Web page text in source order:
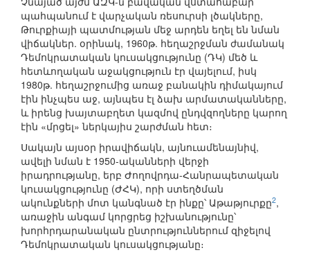
պահպանում է վարչական ռեսուրսի լծակները,
Թուրքիայի պատմության մեջ արդեն եղել են նման
վիճակներ. օրինակ, 1960թ. հեղաշրջման ժամանակ
Դեմոկրատական կուսակցությունը (ԴԿ) մեծ և
հետևողական աջակցություն էր վայելում, իսկ
1980թ. հեղաշրջումից առաջ բանակին դիմակայում
էին ինչպես աջ, այնպես էլ ձախ արմատականները,
և իրենց խայտաբղետ կազմով ընդվզողները կարող
էին «մրցել» ներկայիս շարժման հետ։
Սակայն այսօր իրավիճակն, այնուամենայնիվ,
ավելի նման է 1950-ականների վերջի
իրադրությանը, երբ Ժողովրդա-Հանրապետական
կուսակցությունը (ԺՀԿ), որի ստեղծման
ակունքների մոտ կանգնած էր ինքը՝ Աթաթյուրքը2,
առաջին անգամ կորցրեց իշխանությունը՝
խորհրդարանական ընտրություններում զիջելով
Դեմոկրատական կուսակցությանը։